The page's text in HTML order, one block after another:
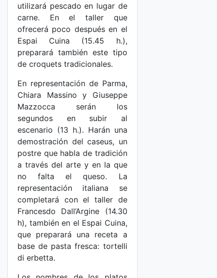
utilizará pescado en lugar de
carne. En el taller que
ofrecerá poco después en el
Espai Cuina (15.45 h.),
preparará también este tipo
de croquets tradicionales.
En representación de Parma,
Chiara Massino y Giuseppe
Mazzocca serán los
segundos en subir al
escenario (13 h.). Harán una
demostración del caseus, un
postre que habla de tradición
a través del arte y en la que
no falta el queso. La
representación italiana se
completará con el taller de
Francesdo Dall’Argine (14.30
h), también en el Espai Cuina,
que preparará una receta a
base de pasta fresca: tortelli
di erbetta.